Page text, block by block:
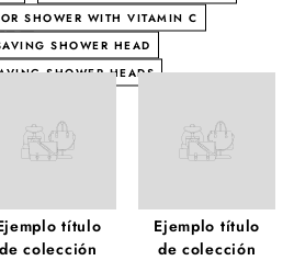
SHOWER WITH VITAMIN C
SHOWER HEAD
SHOWER HEADS
título
de colección
Ejemplo título
de colección